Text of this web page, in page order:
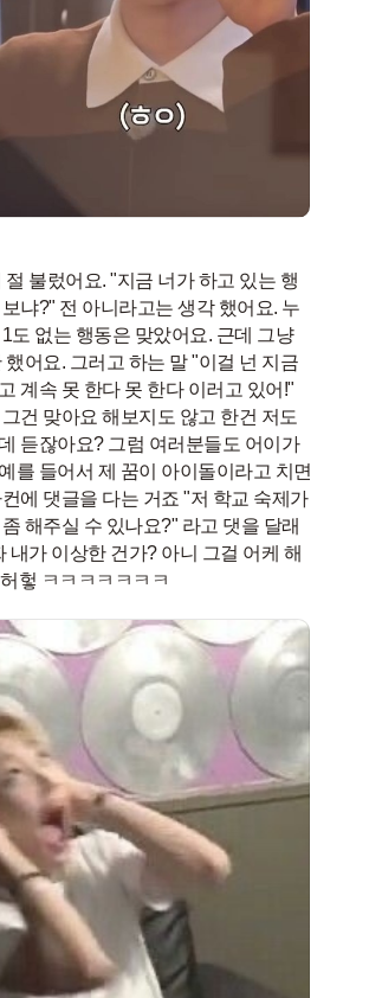
절 불렀어요. "지금 너가 하고 있는 행
냐?" 전 아니라고는 생각 했어요. 누
도 없는 행동은 맞았어요. 근데 그냥
했어요. 그러고 하는 말 "이걸 넌 지금
계속 못 한다 못 한다 이러고 있어!"
건 맞아요 해보지도 않고 한건 저도
듣잖아요? 그럼 여러분들도 어이가
를 들어서 제 꿈이 아이돌이라고 치면
에 댓글을 다는 거죠 "저 학교 숙제가
해주실 수 있나요?" 라고 댓을 달래
내가 이상한 건가? 아니 그걸 어케 해